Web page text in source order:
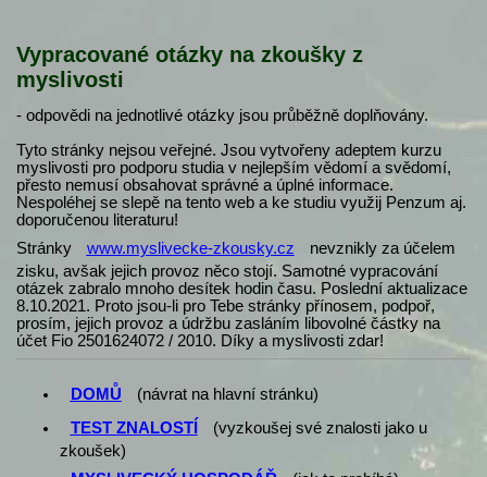
Vypracované otázky na zkoušky z
myslivosti
- odpovědi na jednotlivé otázky jsou průběžně doplňovány.
Tyto stránky nejsou veřejné. Jsou vytvořeny adeptem kurzu
myslivosti pro podporu studia v nejlepším vědomí a svědomí,
přesto nemusí obsahovat správné a úplné informace.
Nespoléhej se slepě na tento web a ke studiu využij Penzum aj.
doporučenou literaturu!
Stránky
www.myslivecke-zkousky.cz
nevznikly za účelem
zisku, avšak jejich provoz něco stojí. Samotné vypracování
otázek zabralo mnoho desítek hodin času. Poslední aktualizace
8.10.2021. Proto jsou-li pro Tebe stránky přínosem, podpoř,
prosím, jejich provoz a údržbu zasláním libovolné částky na
účet Fio 2501624072 / 2010. Díky a myslivosti zdar!
DOMŮ
(návrat na hlavní stránku)
TEST ZNALOSTÍ
(vyzkoušej své znalosti jako u
zkoušek)